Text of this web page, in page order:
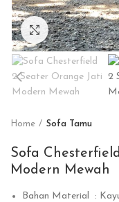
Click to enlarge
Home Sofa Tamu
Sofa
Modern Mewah
Bahan Material :